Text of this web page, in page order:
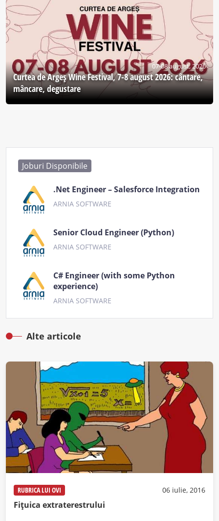
07-08 august, 2026
Curtea de Argeş Wine Festival, 7-8 august 2026: cântare,
mâncare, degustare
Joburi Disponibile
.Net Engineer – Salesforce Integration
ARNIA SOFTWARE
Senior Cloud Engineer (Python)
ARNIA SOFTWARE
C# Engineer (with some Python
experience)
ARNIA SOFTWARE
Alte articole
RUBRICA LUI OVI 06 iulie, 2016
Fițuica extraterestrului